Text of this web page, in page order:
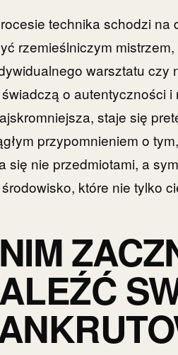
technika schodzi
rzemieślniczym
warsztatu czy
świadczą o autentyczności
staje się
przypomnieniem o
się nie przedmiotami, a
które nie tylko